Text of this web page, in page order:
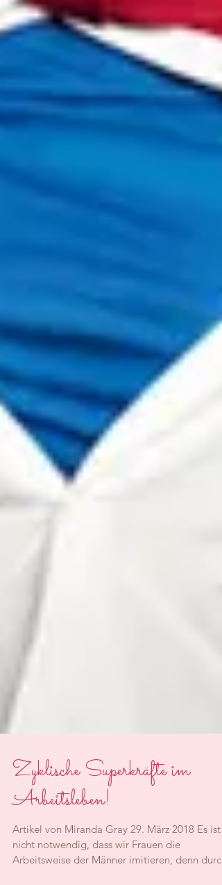
Zyklische Superkräfte im
Arbeitsleben!
Artikel von Miranda Gray 29. März 2018 Es ist
nicht notwendig, dass wir Frauen die